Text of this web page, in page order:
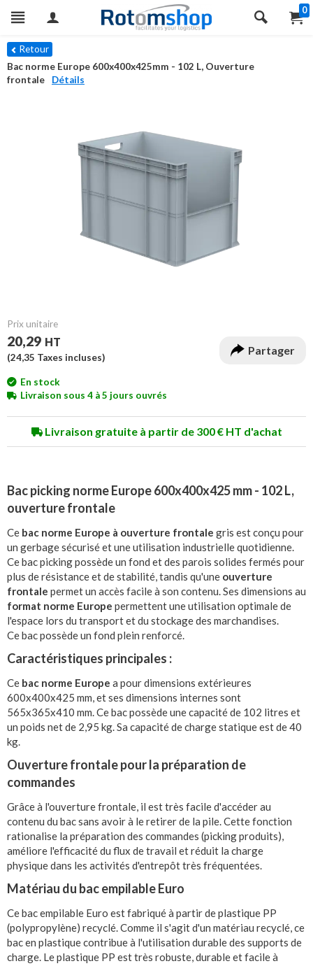
0
Retour
Bac norme Europe 600x400x425mm - 102 L, Ouverture
frontale
Détails
Prix unitaire
20,29 HT
(24,35 Taxes incluses)
Partager
En stock
Livraison sous 4 à 5 jours ouvrés
Livraison gratuite à partir de 300 € HT d'achat
Bac picking norme Europe 600x400x425 mm - 102 L,
ouverture frontale
Ce bac norme Europe à ouverture frontale gris est conçu pour
un gerbage sécurisé et une utilisation industrielle quotidienne.
Ce bac picking possède un fond et des parois solides fermés pour
plus de résistance et de stabilité, tandis qu'une ouverture
frontale permet un accès facile à son contenu. Ses dimensions au
format norme Europe permettent une utilisation optimale de
l'espace lors du transport et du stockage des marchandises.
Ce bac possède un fond plein renforcé.
Caractéristiques principales :
Ce bac norme Europe a pour dimensions extérieures
600x400x425 mm, et ses dimensions internes sont
565x365x410 mm. Ce bac possède une capacité de 102 litres et
un poids net de 2,95 kg. Sa capacité de charge statique est de 40
kg.
Ouverture frontale pour la préparation de
commandes
Grâce à l'ouverture frontale, il est très facile d'accéder au
contenu du bac sans avoir à le retirer de la pile. Cette fonction
rationalise la préparation des commandes (picking produits),
améliore l'efficacité du flux de travail et réduit la charge
physique dans les activités d'entrepôt très fréquentées.
Matériau du bac empilable Euro
Ce bac empilable Euro est fabriqué à partir de plastique PP
(polypropylène) recyclé. Comme il s'agit d'un matériau recyclé, ce
bac en plastique contribue à l'utilisation durable des supports de
charge. Le plastique PP est très robuste, durable et facile à